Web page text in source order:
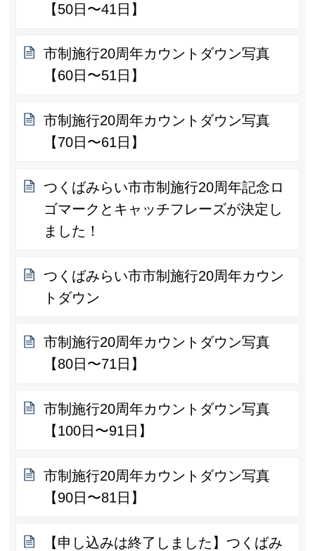
【50日〜41日】
市制施行20周年カウントダウン写真
【60日〜51日】
市制施行20周年カウントダウン写真
【70日〜61日】
つくばみらい市市制施行20周年記念ロ
ゴマークとキャッチフレーズが決定し
ました！
つくばみらい市市制施行20周年カウン
トダウン
市制施行20周年カウントダウン写真
【80日〜71日】
市制施行20周年カウントダウン写真
【100日〜91日】
市制施行20周年カウントダウン写真
【90日〜81日】
【申し込みは終了しました】つくばみ